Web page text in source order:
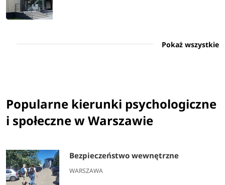
Pokaż wszystkie
Popularne kierunki psychologiczne
i społeczne w Warszawie
Bezpieczeństwo wewnętrzne
WARSZAWA